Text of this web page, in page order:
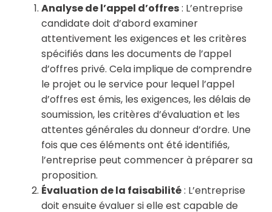
Analyse de l’appel d’offres: L’entreprise
candidate doit d’abord examiner
attentivement les exigences et les critères
spécifiés dans les documents de l’appel
d’offres privé. Cela implique de comprendre
le projet ou le service pour lequel l’appel
d’offres est émis, les exigences, les délais de
soumission, les critères d’évaluation et les
attentes générales du donneur d’ordre. Une
fois que ces éléments ont été identifiés,
l’entreprise peut commencer à préparer sa
proposition.
Évaluation de la faisabilité: L’entreprise
doit ensuite évaluer si elle est capable de